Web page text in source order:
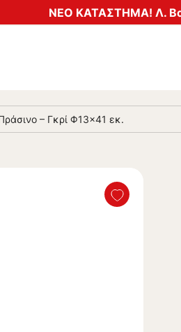
ΝΕΟ ΚΑΤΑΣΤΗΜΑ! Λ.
– Γκρί Φ13×41 εκ.